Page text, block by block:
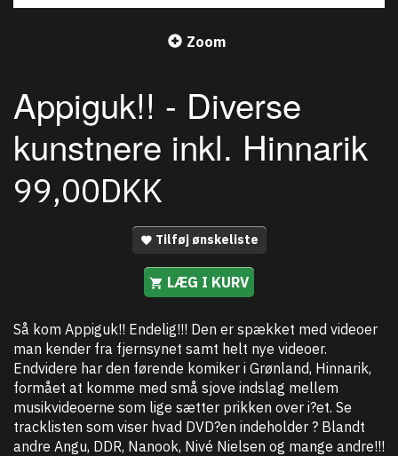
Zoom
Appiguk!! - Diverse
kunstnere inkl. Hinnarik
99,00DKK
Tilføj ønskeliste
LÆG I KURV
Så kom Appiguk!! Endelig!!! Den er spækket med videoer
man kender fra fjernsynet samt helt nye videoer.
Endvidere har den førende komiker i Grønland, Hinnarik,
formået at komme med små sjove indslag mellem
musikvideoerne som lige sætter prikken over i?et. Se
tracklisten som viser hvad DVD?en indeholder ? Blandt
andre Angu, DDR, Nanook, Nivé Nielsen og mange andre!!!